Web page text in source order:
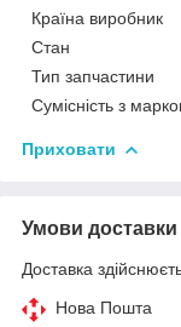
Країна виробник
Стан
Тип запчастини
Сумісність з
Приховати
Умови доставки
Доставка
Нова Пошта